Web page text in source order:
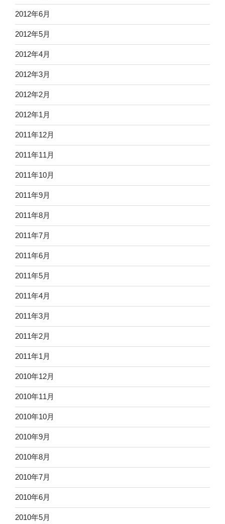
2012年6月
2012年5月
2012年4月
2012年3月
2012年2月
2012年1月
2011年12月
2011年11月
2011年10月
2011年9月
2011年8月
2011年7月
2011年6月
2011年5月
2011年4月
2011年3月
2011年2月
2011年1月
2010年12月
2010年11月
2010年10月
2010年9月
2010年8月
2010年7月
2010年6月
2010年5月